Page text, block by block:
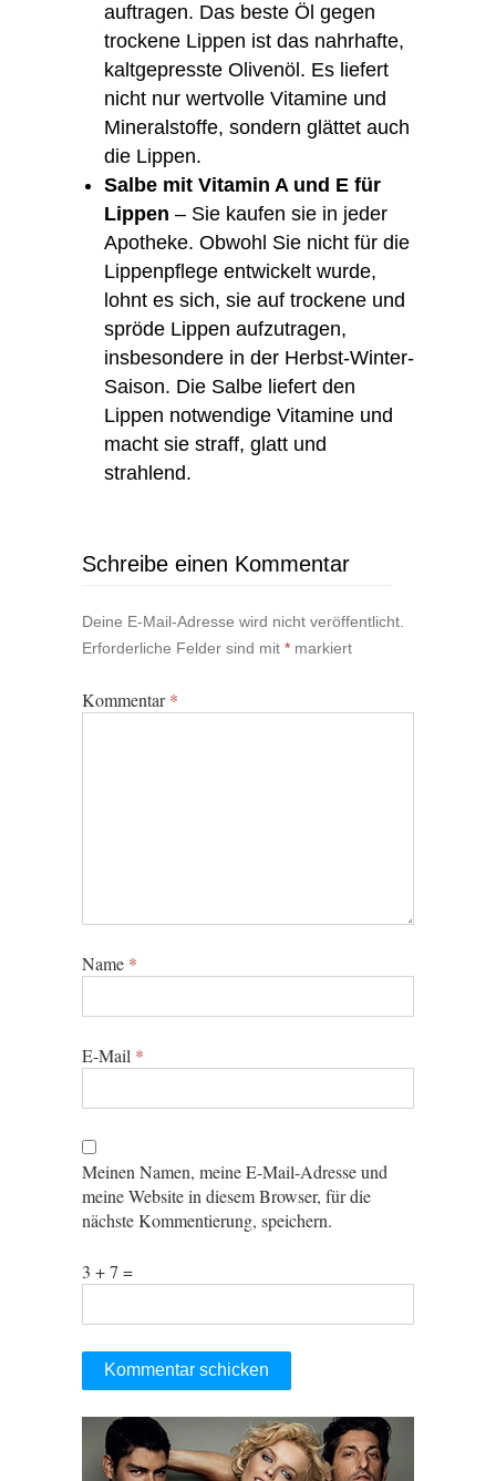
auftragen. Das beste Öl gegen
trockene Lippen ist das nahrhafte,
kaltgepresste Olivenöl. Es liefert
nicht nur wertvolle Vitamine und
Mineralstoffe, sondern glättet auch
die Lippen.
Salbe mit Vitamin A und E für
Lippen – Sie kaufen sie in jeder
Apotheke. Obwohl Sie nicht für die
Lippenpflege entwickelt wurde,
lohnt es sich, sie auf trockene und
spröde Lippen aufzutragen,
insbesondere in der Herbst-Winter-
Saison. Die Salbe liefert den
Lippen notwendige Vitamine und
macht sie straff, glatt und
strahlend.
Schreibe einen Kommentar
Deine E-Mail-Adresse wird nicht veröffentlicht.
Erforderliche Felder sind mit * markiert
Kommentar*
Name *
E-Mail *
Meinen Namen, meine E-Mail-Adresse und
meine Website in diesem Browser, für die
nächste Kommentierung, speichern.
3 + 7 =